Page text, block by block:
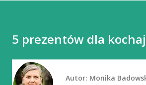
5 prezentów dla
Autor: Monika